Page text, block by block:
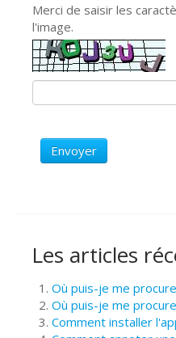
Merci de saisir les
l'image.
Envoyer
Les articles
Où puis-je me
Où puis-je me
Comment installer